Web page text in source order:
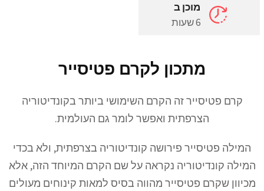
מוכן ב
6 שעות
מתכון לקרם פטיסייר
קרם פטיסייר זה הקרם השימושי ביותר בקונדיטוריה
הצרפתית ואפשר לומר גם העולמית.
המילה פטיסייר פירושה קונדיטוריה בצרפתית, ולא בכדי
המילה קונדיטוריה נקראה על שם הקרם המיוחד הזה, אלא
מכיוון שקרם פטיסייר מהווה בסיס למאות קינוחים מעולים